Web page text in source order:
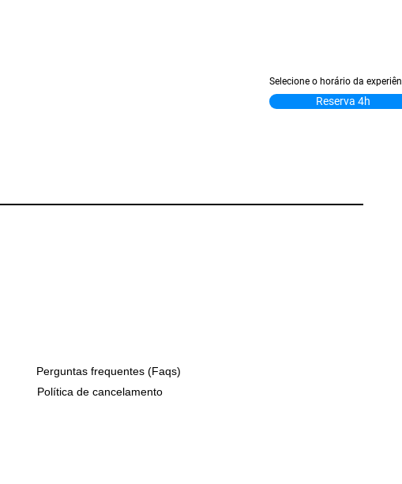
Selecione o horário da
Reserva 4h
Perguntas frequentes (Faqs)
Política de cancelamento